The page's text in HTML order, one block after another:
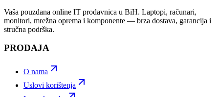
Vaša pouzdana online IT prodavnica u BiH. Laptopi, računari,
monitori, mrežna oprema i komponente — brza dostava, garancija i
stručna podrška.
PRODAJA
O nama
Uslovi korištenja